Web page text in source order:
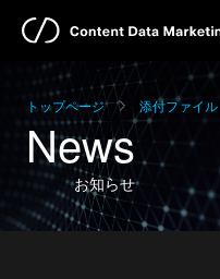
トップページ 添付ファイル
News
お知らせ